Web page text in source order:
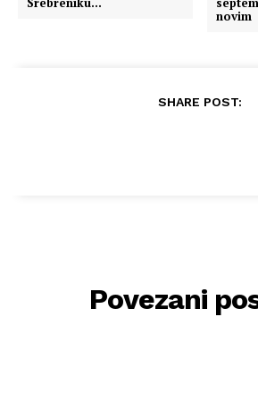
novim
SHARE POST:
Povezani